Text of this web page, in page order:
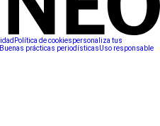
Política de cookiespersonaliza tus
Buenas prácticas periodísticasUso responsable